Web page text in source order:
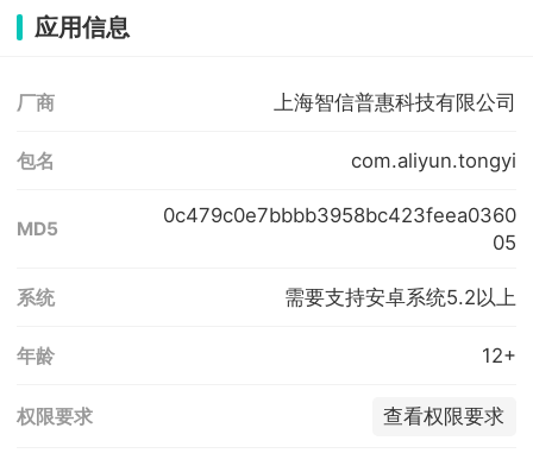
应用信息
厂商 上海智信普惠科技有限公司
包名 com.aliyun.tongyi
MD5
0c479c0e7bbbb3958bc423feea0360
05
系统 需要支持安卓系统5.2以上
年龄 12+
权限要求 查看权限要求